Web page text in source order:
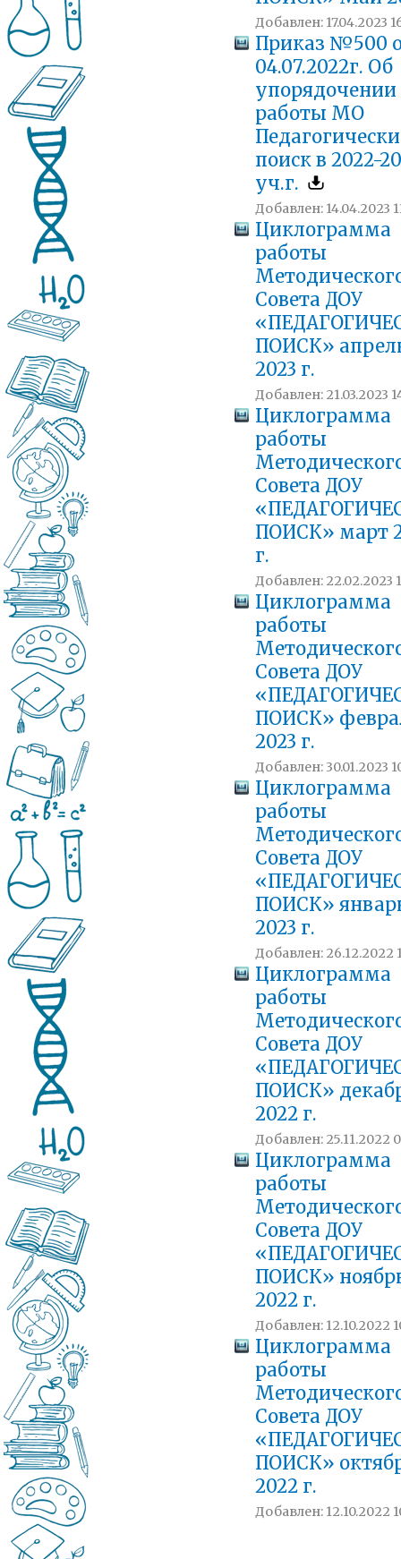
Добавлен: 17.04.2023
Приказ №500
04.07.2022г. Об
упорядочении
работы МО
поиск в 2022-
уч.г.
Добавлен: 14.04.2023
Циклограмма
работы
Совета ДОУ
ПОИСК»
2023 г.
Добавлен: 21.03.2023
Циклограмма
работы
Совета ДОУ
ПОИСК» март
г.
Добавлен: 22.02.2023
Циклограмма
работы
Совета ДОУ
ПОИСК»
2023 г.
Добавлен: 30.01.2023
Циклограмма
работы
Совета ДОУ
ПОИСК»
2023 г.
Добавлен: 26.12.2022
Циклограмма
работы
Совета ДОУ
ПОИСК»
2022 г.
Добавлен: 25.11.2022
Циклограмма
работы
Совета ДОУ
ПОИСК»
2022 г.
Добавлен: 12.10.2022
Циклограмма
работы
Совета ДОУ
ПОИСК»
2022 г.
Добавлен: 12.10.2022